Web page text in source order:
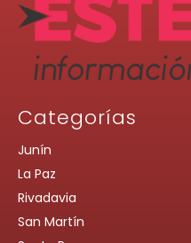
Categorías
Junín
La Paz
Rivadavia
San Martín